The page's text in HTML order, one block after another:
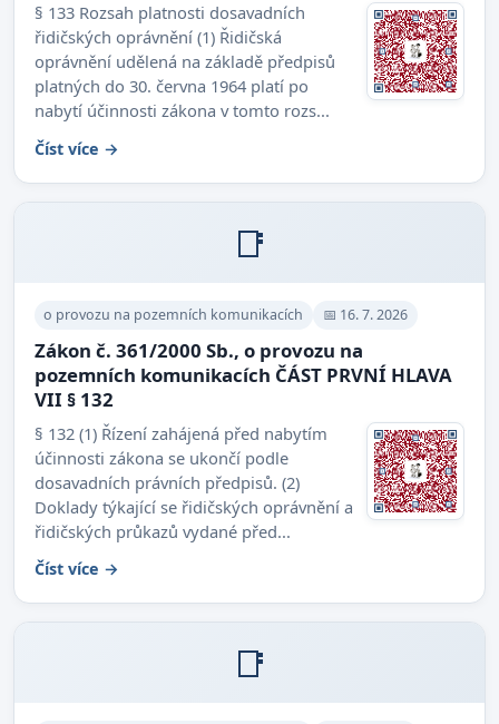
§ 133 Rozsah platnosti dosavadních
řidičských oprávnění (1) Řidičská
oprávnění udělená na základě předpisů
platných do 30. června 1964 platí po
nabytí účinnosti zákona v tomto rozs...
Číst více →
📑
o provozu na pozemních komunikacích 📅 16. 7. 2026
Zákon č. 361/2000 Sb., o provozu na
pozemních komunikacích ČÁST PRVNÍ HLAVA
VII § 132
§ 132 (1) Řízení zahájená před nabytím
účinnosti zákona se ukončí podle
dosavadních právních předpisů. (2)
Doklady týkající se řidičských oprávnění a
řidičských průkazů vydané před...
Číst více →
📑